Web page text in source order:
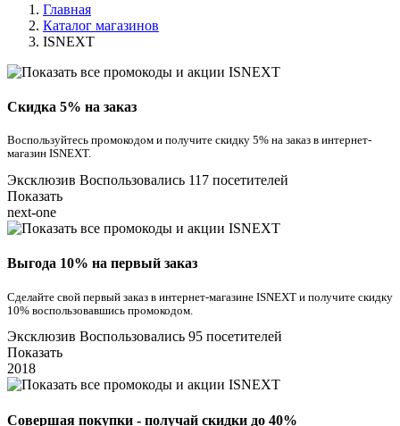
Главная
Каталог магазинов
ISNEXT
Скидка 5% на заказ
Воспользуйтесь промокодом и получите скидку 5% на заказ в интернет-
магазин ISNEXT.
Эксклюзив Воспользовались 117 посетителей
Показать
next-one
Выгода 10% на первый заказ
Сделайте свой первый заказ в интернет-магазине ISNEXT и получите скидку
10% воспользовавшись промокодом.
Эксклюзив Воспользовались 95 посетителей
Показать
2018
Совершая покупки - получай скидки до 40%